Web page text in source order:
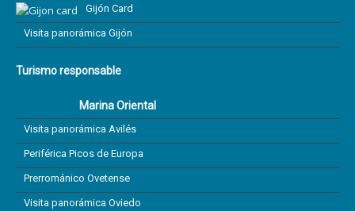
Gijón Card
Visita panorámica Gijón
Turismo responsable
Marina Oriental
Visita panorámica Avilés
Periférica Picos de Europa
Prerrománico Ovetense
Visita panorámica Oviedo